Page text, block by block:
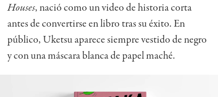
Houses, nació como un video de historia corta
antes de convertirse en libro tras su éxito. En
público, Uketsu aparece siempre vestido de negro
y con una máscara blanca de papel maché.